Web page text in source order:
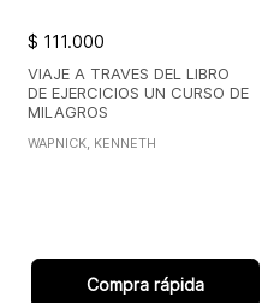
VIAJE A TRAVES DEL LIBRO
DE EJERCICIOS UN CURSO DE
MILAGROS
$ 111.000
WAPNICK, KENNETH
Compra rápida